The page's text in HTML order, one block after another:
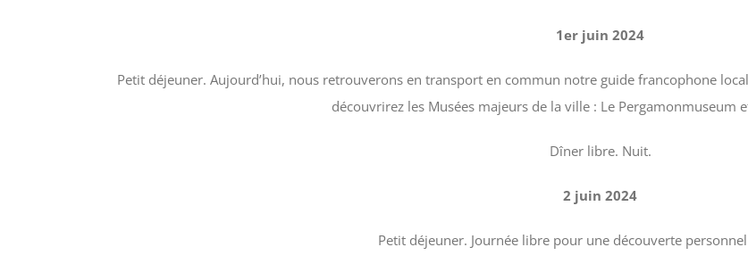
1er juin 2024
Petit déjeuner. Aujourd’hui, nous retrouverons en transport en commun notre guide francophone
découvrirez les Musées majeurs de la ville : Le Pergamonmuseum
Dîner libre. Nuit.
2 juin 2024
Petit déjeuner. Journée libre pour une découverte